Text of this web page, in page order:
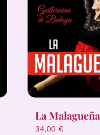
La Malagueña
34,00 €